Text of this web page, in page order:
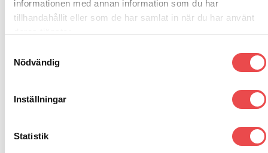
informationen med annan information som du har
tillhandahållit eller som de har samlat in när du har använt
Nödvändig
Inställningar
Statistik
BMW Z4 E86 (2003-2009)
Powerflexbussning
Add to
wishlist